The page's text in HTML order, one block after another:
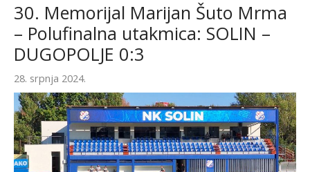
30. Memorijal Marijan Šuto Mrma
– Polufinalna utakmica: SOLIN –
DUGOPOLJE 0:3
28. srpnja 2024.